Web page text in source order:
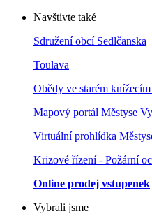
Navštivte také
Sdružení obcí Sedlčanska
Toulava
Obědy ve starém
Mapový portál Městyse
Virtuální prohlídka
Krizové řízení - Požární
Online prodej vstupenek
Vybrali jsme